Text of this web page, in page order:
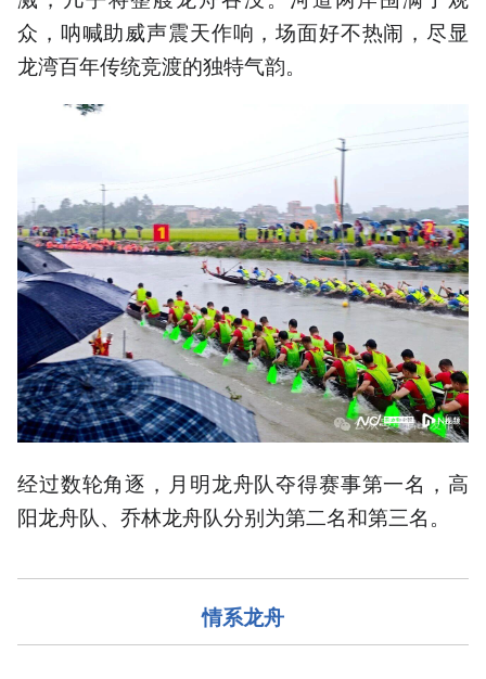
众，呐喊助威声震天作响，场面好不热闹，尽显
龙湾百年传统竞渡的独特气韵。
经过数轮角逐，月明龙舟队夺得赛事第一名，高
阳龙舟队、乔林龙舟队分别为第二名和第三名。
情系龙舟